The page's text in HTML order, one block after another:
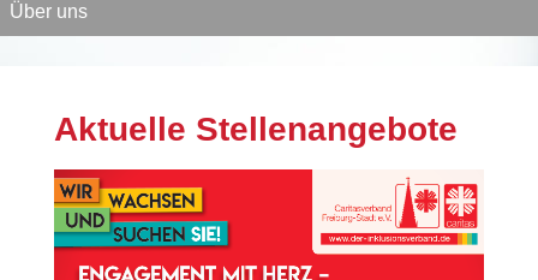
Über uns
Aktuelle Stellenangebote